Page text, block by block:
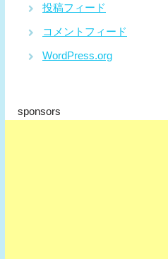
投稿フィード
コメントフィード
WordPress.org
sponsors